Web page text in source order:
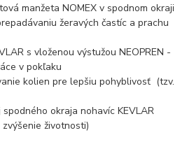
manžeta NOMEX v spodnom okraji
žeravých častíc a prachu
s vloženou výstužou NEOPREN -
v pokľaku
kolien pre lepšiu pohyblivosť (tzv.
okraja nohavíc KEVLAR
životnosti)